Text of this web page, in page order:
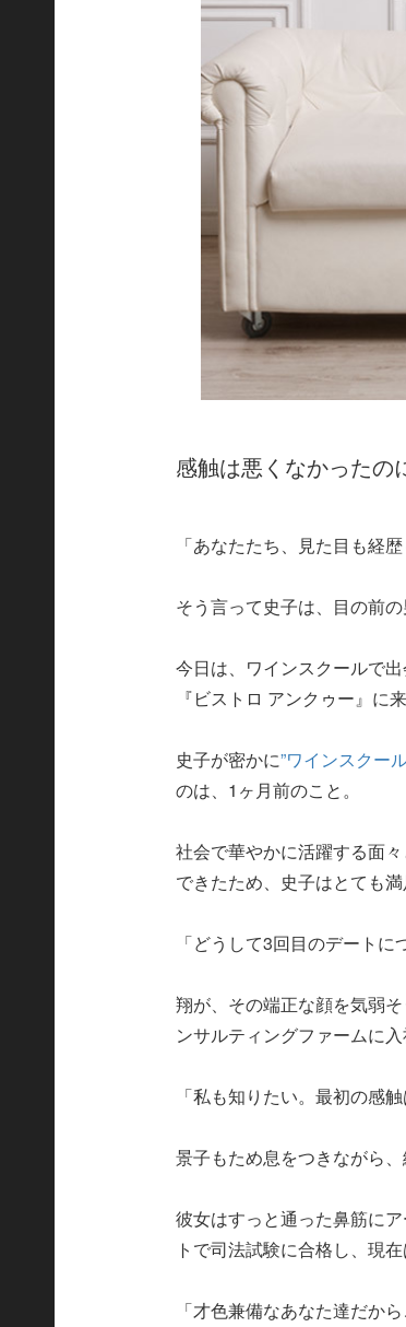
感触は悪くなかったの
「あなたたち、見た目も経
そう言って史子は、目の前
今日は、ワインスクールで
『ビストロ アンクゥー』に来
史子が密かに”ワインスクー
のは、1ヶ月前のこと。
社会で華やかに活躍する面
できたため、史子はとても満
「どうして3回目のデートに
翔が、その端正な顔を気弱
ンサルティングファームに
「私も知りたい。最初の感
景子もため息をつきながら、
彼女はすっと通った鼻筋に
トで司法試験に合格し、現
「才色兼備なあなた達だか